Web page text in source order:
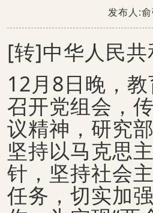
发布人:
[转]中华人民
12月8日晚，
召开党组会，
议精神，研究
坚持以马克思
针，坚持社会
任务，切实加